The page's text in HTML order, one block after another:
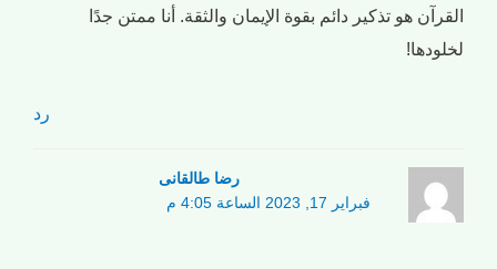
القرآن هو تذكير دائم بقوة الإيمان والثقة. أنا ممتن جدًا
لخلودها!
رد
رضا طالقانی
فبراير 17, 2023 الساعة 4:05 م